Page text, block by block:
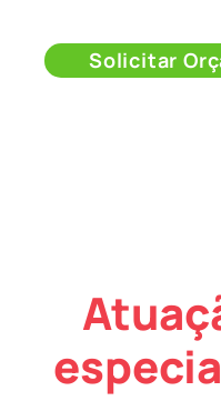
Solicitar